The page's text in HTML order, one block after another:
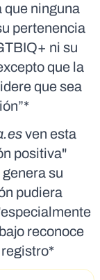
que ninguna
pertenencia
ni su
que la
que sea
ven esta
positiva"
su
pudiera
reconoce
registro*